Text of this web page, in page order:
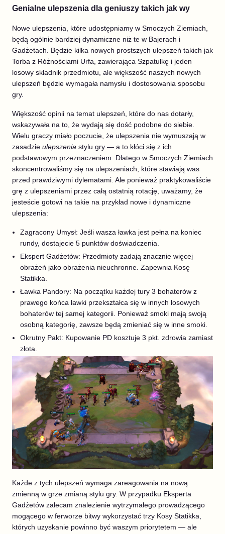
Genialne ulepszenia dla geniuszy takich jak wy
Nowe ulepszenia, które udostępniamy w Smoczych Ziemiach,
będą ogólnie bardziej dynamiczne niż te w Bajerach i
Gadżetach. Będzie kilka nowych prostszych ulepszeń takich jak
Torba z Różnościami Urfa, zawierająca Szpatułkę i jeden
losowy składnik przedmiotu, ale większość naszych nowych
ulepszeń będzie wymagała namysłu i dostosowania sposobu
gry.
Większość opinii na temat ulepszeń, które do nas dotarły,
wskazywała na to, że wydają się dość podobne do siebie.
Wielu graczy miało poczucie, że ulepszenia nie wymuszają w
zasadzie ulepszenia stylu gry — a to kłóci się z ich
podstawowym przeznaczeniem. Dlatego w Smoczych Ziemiach
skoncentrowaliśmy się na ulepszeniach, które stawiają was
przed prawdziwymi dylematami. Ale ponieważ praktykowaliście
grę z ulepszeniami przez całą ostatnią rotację, uważamy, że
jesteście gotowi na takie na przykład nowe i dynamiczne
ulepszenia:
Zagracony Umysł: Jeśli wasza ławka jest pełna na koniec
rundy, dostajecie 5 punktów doświadczenia.
Ekspert Gadżetów: Przedmioty zadają znacznie więcej
obrażeń jako obrażenia nieuchronne. Zapewnia Kosę
Statikka.
Ławka Pandory: Na początku każdej tury 3 bohaterów z
prawego końca ławki przekształca się w innych losowych
bohaterów tej samej kategorii. Ponieważ smoki mają swoją
osobną kategorię, zawsze będą zmieniać się w inne smoki.
Okrutny Pakt: Kupowanie PD kosztuje 3 pkt. zdrowia zamiast
złota.
Każde z tych ulepszeń wymaga zareagowania na nową
zmienną w grze zmianą stylu gry. W przypadku Eksperta
Gadżetów zalecam znalezienie wytrzymałego prowadzącego
mogącego w ferworze bitwy wykorzystać trzy Kosy Statikka,
których uzyskanie powinno być waszym priorytetem — ale